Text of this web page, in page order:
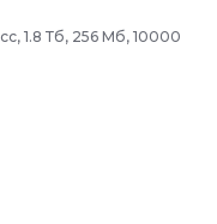
1.8 Тб, 256 Мб, 10000